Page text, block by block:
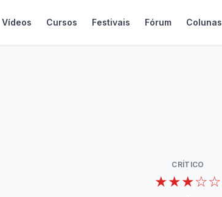
Vídeos Cursos Festivais Fórum Colunas
CRÍTICO
★★★☆☆